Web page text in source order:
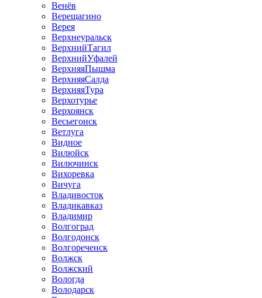
Венёв
Верещагино
Верея
Верхнеуральск
ВерхнийТагил
ВерхнийУфалей
ВерхняяПышма
ВерхняяСалда
ВерхняяТура
Верхотурье
Верхоянск
Весьегонск
Ветлуга
Видное
Вилюйск
Вилючинск
Вихоревка
Вичуга
Владивосток
Владикавказ
Владимир
Волгоград
Волгодонск
Волгореченск
Волжск
Волжский
Вологда
Володарск